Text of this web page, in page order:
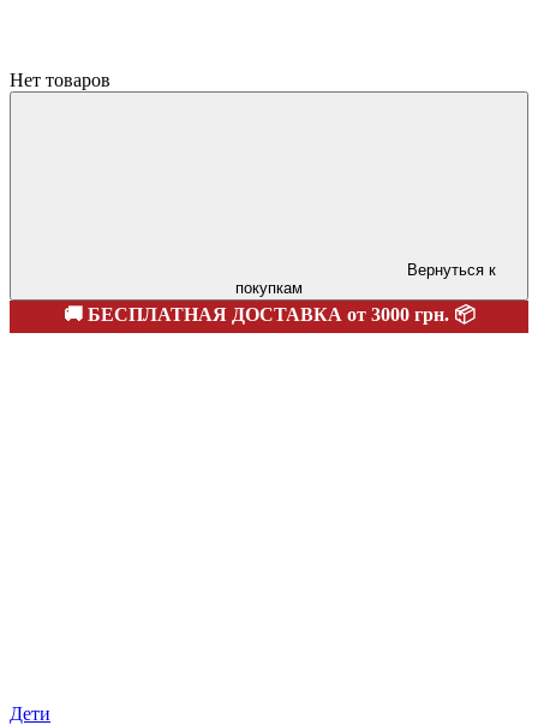
Нет товаров
Вернуться к
покупкам
🚚 БЕСПЛАТНАЯ ДОСТАВКА от 3000 грн. 📦
Дети